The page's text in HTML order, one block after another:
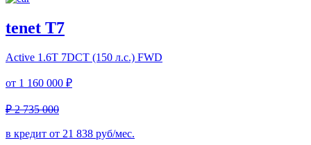
tenet T7
Active 1.6T 7DCT (150 л.с.) FWD
от 1 160 000 ₽
₽ 2 735 000
в кредит от 21 838 руб/мес.